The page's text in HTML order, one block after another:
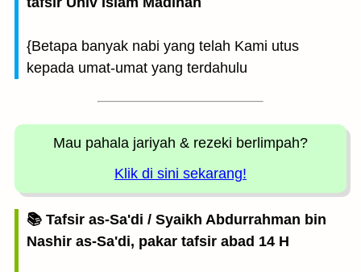
{Betapa banyak nabi yang telah Kami utus
kepada umat-umat yang terdahulu
Mau pahala jariyah & rezeki berlimpah?
Klik di sini sekarang!
📚 Tafsir as-Sa'di / Syaikh Abdurrahman bin
Nashir as-Sa'di, pakar tafsir abad 14 H